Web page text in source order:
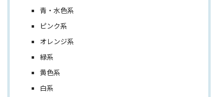
青・水色系
ピンク系
オレンジ系
緑系
黄色系
白系